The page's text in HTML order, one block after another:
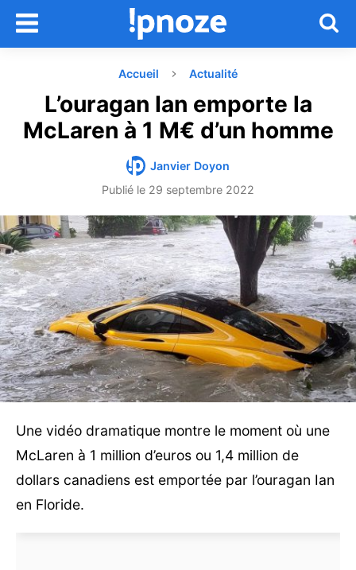
Accueil Actualité
L’ouragan Ian emporte la
McLaren à 1 M€ d’un homme
Janvier Doyon
Publié le 29 septembre 2022
Une vidéo dramatique montre le moment où une
McLaren à 1 million d’euros ou 1,4 million de
dollars canadiens est emportée par l’ouragan Ian
en Floride.